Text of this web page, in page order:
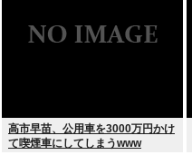
高市早苗、公用車を3000万円かけ
て喫煙車にしてしまうwww